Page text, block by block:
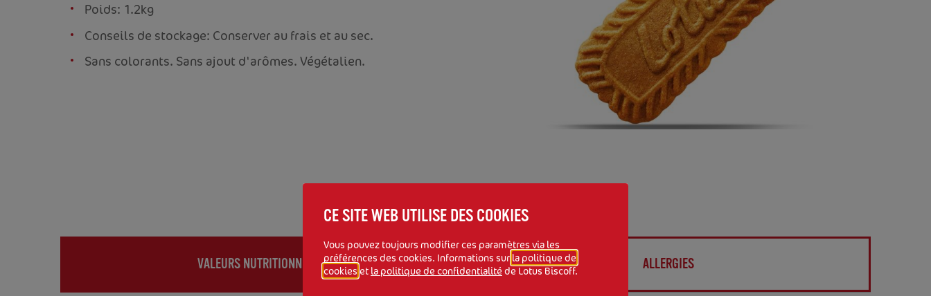
Poids: 1.2kg
Conseils de stockage: Conserver au frais et au sec.
Sans colorants. Sans ajout d'arômes. Végétalien.
VALEURS NUTRITIONNELLES ALLERGIES
CE SITE WEB UTILISE DES COOKIES
Vous pouvez toujours modifier ces paramètres via les
préférences des cookies. Informations sur la politique de
cookies et la politique de confidentialité de Lotus Biscoff.